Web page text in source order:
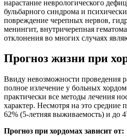
нарастание неврологического
бульбарного синдрома и
повреждение черепных нервов,
менингит, внутричерепная
отклонения во многих случаях
Прогноз жизни при
Ввиду невозможности проведения
полное излечение у больных
практически все методы лечения
характер. Несмотря на это средние
62% (5-летняя выживаемость) и до
Прогноз при хордомах зависит от: